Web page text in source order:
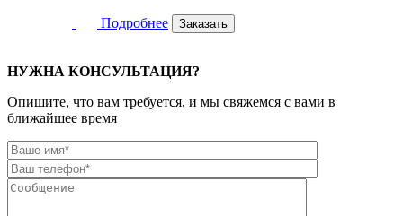
Подробнее Заказать
НУЖНА КОНСУЛЬТАЦИЯ?
Опишите, что вам требуется, и мы свяжемся с вами в
ближайшее время